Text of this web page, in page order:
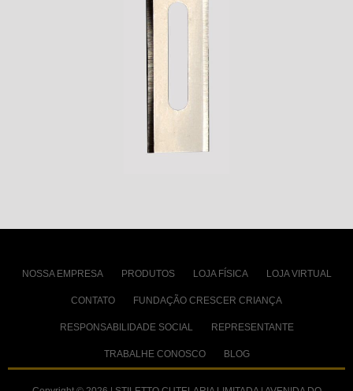
NOSSA EMPRESA PRODUTOS LOJA FÍSICA LOJA VIRTUAL
CONTATO FUNDAÇÃO CRESCER CRIANÇA
RESPONSABILIDADE SOCIAL REPRESENTANTE
TRABALHE CONOSCO BLOG